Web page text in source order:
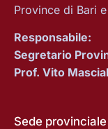
Province di Bari
Responsabile:
Segretario
Prof. Vito
Sede provinciale